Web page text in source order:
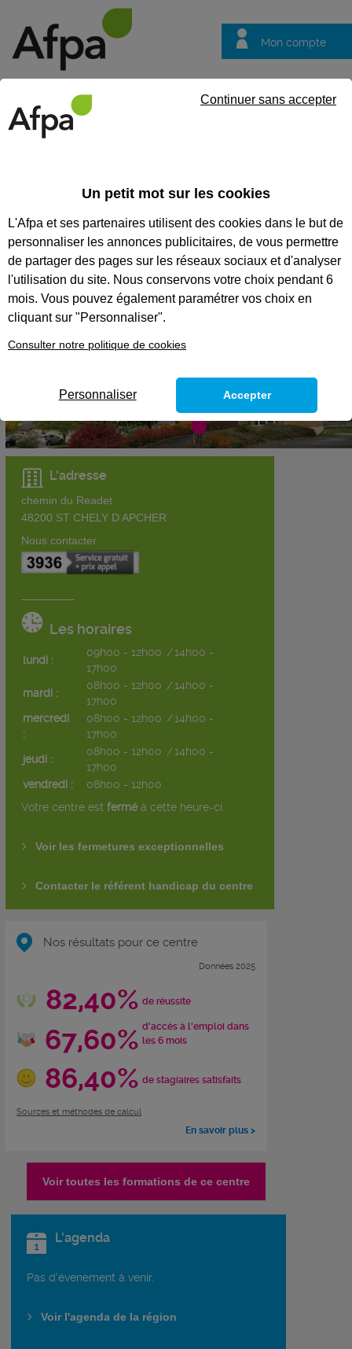
Mon compte
questions
CENTRE DE ST CHÉLY D
APCHER
L'adresse
chemin du Readet
48200 ST CHELY D APCHER
Nous contacter
Les horaires
lundi :
09h00 - 12h00 /14h00 -
17h00
mardi :
08h00 - 12h00 /14h00 -
17h00
mercredi
:
08h00 - 12h00 /14h00 -
17h00
jeudi :
08h00 - 12h00 /14h00 -
17h00
vendredi :
08h00 - 12h00
Votre centre est fermé à cette heure-ci.
Voir les fermetures exceptionnelles
Contacter le référent handicap du centre
Nos résultats pour ce centre
Données 2025
82,40% de réussite
67,60% d'accès à l'emploi dans
les 6 mois
86,40% de stagiaires satisfaits
Sources et méthodes de calcul
En savoir plus >
Voir toutes les formations de ce centre
L'agenda
Pas d'évenement à venir.
Voir l'agenda de la région
Un petit mot sur les cookies
L'Afpa et ses partenaires utilisent des cookies dans le but de
personnaliser les annonces publicitaires, de vous permettre
de partager des pages sur les réseaux sociaux et d'analyser
l'utilisation du site. Nous conservons votre choix pendant 6
mois. Vous pouvez également paramétrer vos choix en
cliquant sur "Personnaliser".
Consulter notre politique de cookies
Continuer sans accepter
Personnaliser Accepter